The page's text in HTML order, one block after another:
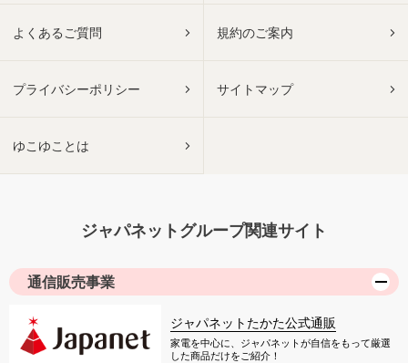
よくあるご質問 規約のご案内
プライバシーポリシー サイトマップ
ゆこゆことは
ジャパネットグループ関連サイト
通信販売事業
ジャパネットたかた公式通販
家電を中心に、ジャパネットが自信をもって厳選
した商品だけをご紹介！